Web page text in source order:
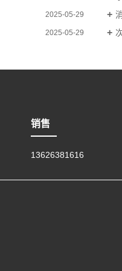
2025-05-29
2025-05-29
销售
13626381616